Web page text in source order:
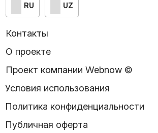
RU UZ
Контакты
О проекте
Проект компании Webnow ©
Условия использования
Политика конфиденциальности
Публичная оферта